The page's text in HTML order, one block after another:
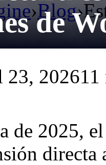
›Blog›
de
202611
de 2025,
directa